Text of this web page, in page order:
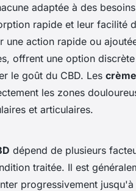
adaptée à des
rapide et leur facilité
une action rapide ou
offrent une option
le goût du CBD. Les
les zones
et articulaires.
dépend de plusieurs
traitée. Il est
progressivement